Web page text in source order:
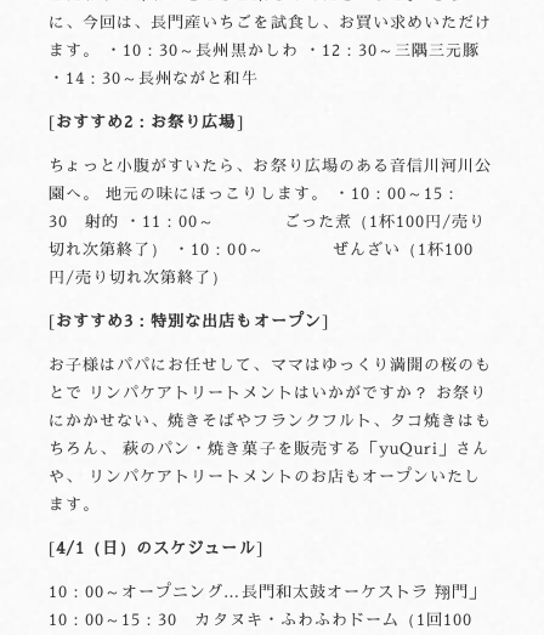
に、今回は、長門産いちごを試食し、お買い求めいただけ
ます。 ・10：30～長州黒かしわ ・12：30～三隅三元豚
・14：30～長州ながと和牛
おすすめ2：お祭り広場
ちょっと小腹がすいたら、お祭り広場のある音信川河川公
園へ。 地元の味にほっこりします。 ・10：00～15：
30 射的 ・11：00～ ごった煮（1杯100円/売り
切れ次第終了） ・10：00～ ぜんざい（1杯100
円/売り切れ次第終了）
おすすめ3：特別な出店もオープン
お子様はパパにお任せして、ママはゆっくり満開の桜のも
とで リンパケアトリートメントはいかがですか？ お祭り
にかかせない、焼きそばやフランクフルト、タコ焼きはも
ちろん、 萩のパン・焼き菓子を販売する「yuQuri」さん
や、 リンパケアトリートメントのお店もオープンいたし
ます。
4/1（日）のスケジュール
10：00～オープニング…長門和太鼓オーケストラ 翔門」
10：00～15：30 カタヌキ・ふわふわドーム（1回100